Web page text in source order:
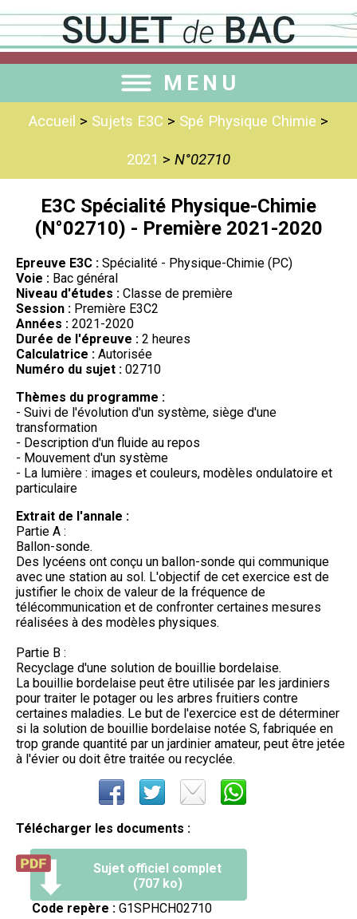
MENU
Accueil > Sujets E3C > Spé Physique Chimie >
2021 > N°02710
E3C Spécialité Physique-Chimie
(N°02710) - Première 2021-2020
Epreuve E3C : Spécialité - Physique-Chimie (PC)
Voie : Bac général
Niveau d'études : Classe de première
Session : Première E3C2
Années : 2021-2020
Durée de l'épreuve : 2 heures
Calculatrice : Autorisée
Numéro du sujet : 02710
Thèmes du programme :
- Suivi de l'évolution d'un système, siège d'une
transformation
- Description d'un fluide au repos
- Mouvement d'un système
- La lumière : images et couleurs, modèles ondulatoire et
particulaire
Extrait de l'annale :
Partie A :
Ballon-sonde.
Des lycéens ont conçu un ballon-sonde qui communique
avec une station au sol. L'objectif de cet exercice est de
justifier le choix de valeur de la fréquence de
télécommunication et de confronter certaines mesures
réalisées à des modèles physiques.
Partie B :
Recyclage d'une solution de bouillie bordelaise.
La bouillie bordelaise peut être utilisée par les jardiniers
pour traiter le potager ou les arbres fruitiers contre
certaines maladies. Le but de l'exercice est de déterminer
si la solution de bouillie bordelaise notée S, fabriquée en
trop grande quantité par un jardinier amateur, peut être jetée
à l'évier ou doit être traitée ou recyclée.
Télécharger les documents :
Sujet officiel complet
(707 ko)
Code repère : G1SPHCH02710